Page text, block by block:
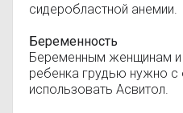
сидеробластной анемии.
Беременность
Беременным женщинам
ребенка грудью нужно
использовать Асвитол.